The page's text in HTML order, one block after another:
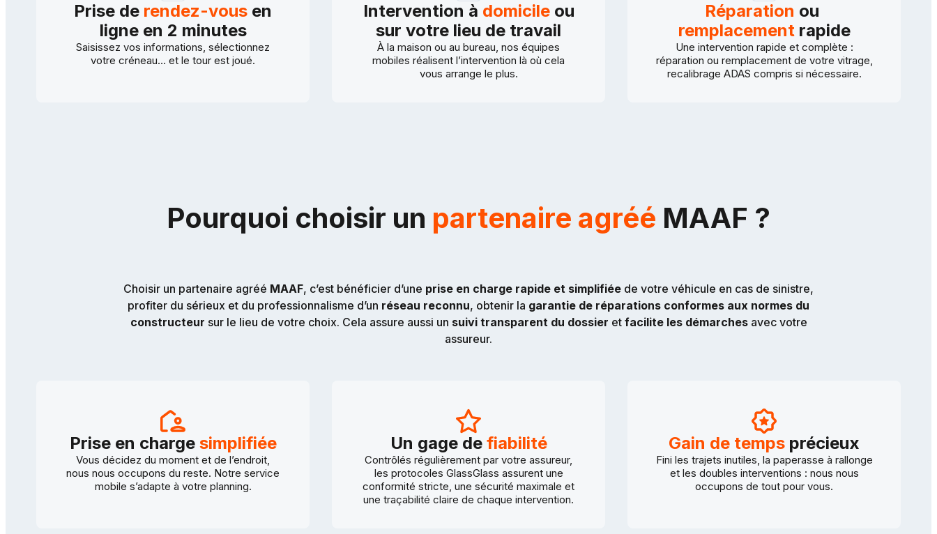
Prise de rendez-vous en
ligne en 2 minutes
Saisissez vos informations, sélectionnez
votre créneau… et le tour est joué.
Intervention à domicileou
sur votre lieu de travail
À la maison ou au bureau, nos équipes
mobiles réalisent l’intervention là où cela
vous arrange le plus.
Réparation ou
remplacementrapide
Une intervention rapide et complète :
réparation ou remplacement de votre vitrage,
recalibrage ADAS compris si nécessaire.
Pourquoi choisir un partenaire agréé MAAF ?
Choisir un partenaire agréé MAAF, c’est bénéficier d’une prise en charge rapide et simplifiée de votre véhicule en cas de sinistre,
profiter du sérieux et du professionnalisme d’un réseau reconnu, obtenir la garantie de réparations conformes aux normes du
constructeur sur le lieu de votre choix. Cela assure aussi un suivi transparent du dossier et facilite les démarchesavec votre
assureur.
Prise en charge simplifiée
Vous décidez du moment et de l’endroit,
nous nous occupons du reste. Notre service
mobile s’adapte à votre planning.
Un gage de fiabilité
Contrôlés régulièrement par votre assureur,
les protocoles GlassGlass assurent une
conformité stricte, une sécurité maximale et
une traçabilité claire de chaque intervention.
Gain de temps précieux
Fini les trajets inutiles, la paperasse à rallonge
et les doubles interventions : nous nous
occupons de tout pour vous.